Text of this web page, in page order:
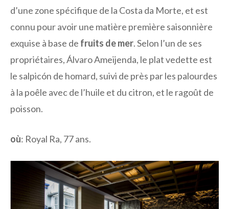
d’une zone spécifique de la Costa da Morte, et est
connu pour avoir une matière première saisonnière
exquise à base de fruits de mer. Selon l’un de ses
propriétaires, Álvaro Ameijenda, le plat vedette est
le salpicón de homard, suivi de près par les palourdes
à la poêle avec de l’huile et du citron, et le ragoût de
poisson.
où: Royal Ra, 77 ans.